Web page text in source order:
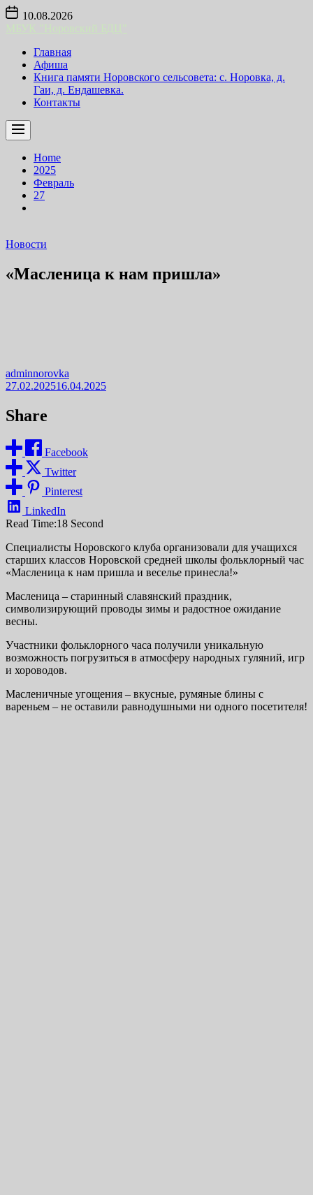
Skip
content
10.08.2026
Главная
Афиша
Книга памяти Норовского сельсовета: с. Норовка, д.
Гаи, д. Ендашевка.
Контакты
Home
2025
Февраль
27
Новости
«Масленица к нам пришла»
adminnorovka
27.02.202516.04.2025
Share
Facebook
Twitter
Pinterest
LinkedIn
Read Time:18 Second
Специалисты Норовского клуба организовали для учащихся
старших классов Норовской средней школы фольклорный час
«Масленица к нам пришла и веселье принесла!»
Масленица – старинный славянский праздник,
символизирующий проводы зимы и радостное ожидание
весны.
Участники фольклорного часа получили уникальную
возможность погрузиться в атмосферу народных гуляний, игр
и хороводов.
Масленичные угощения – вкусные, румяные блины с
вареньем – не оставили равнодушными ни одного посетителя!